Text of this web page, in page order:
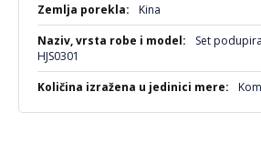
Kina
Set
HJS0301
Kom